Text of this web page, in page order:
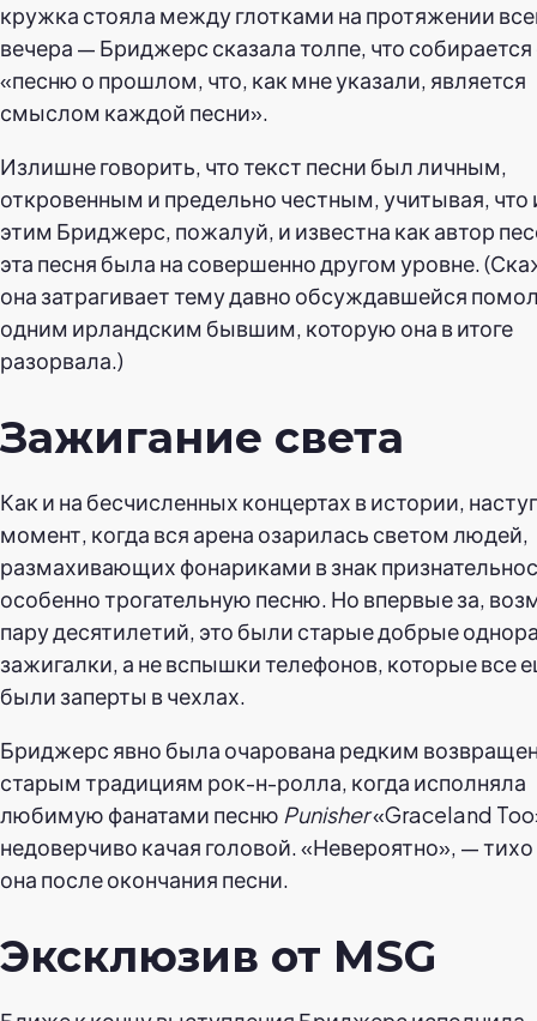
кружка стояла между глотками на протяжении
вечера — Бриджерс сказала толпе, что
«песню о прошлом, что, как мне указали, является
смыслом каждой песни».
Излишне говорить, что текст песни был личным,
откровенным и предельно честным, учитывая, что
этим Бриджерс, пожалуй, и известна как автор
эта песня была на совершенно другом уровне.
она затрагивает тему давно обсуждавшейся
одним ирландским бывшим, которую она в итоге
разорвала.)
Зажигание света
Как и на бесчисленных концертах в истории,
момент, когда вся арена озарилась светом людей,
размахивающих фонариками в знак
особенно трогательную песню. Но впервые за,
пару десятилетий, это были старые добрые
зажигалки, а не вспышки телефонов, которые все
были заперты в чехлах.
Бриджерс явно была очарована редким
старым традициям рок-н-ролла, когда исполняла
любимую фанатами песню Punisher«Graceland
недоверчиво качая головой. «Невероятно», — тихо
она после окончания песни.
Эксклюзив от MSG